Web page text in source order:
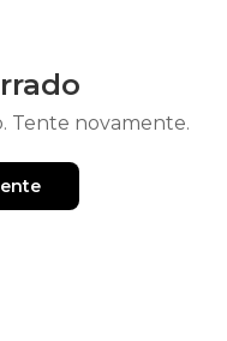
Tente novamente.